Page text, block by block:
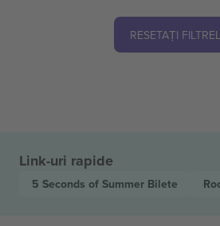
RESETAȚI
Link-uri rapide
5 Seconds of Summer Bilete